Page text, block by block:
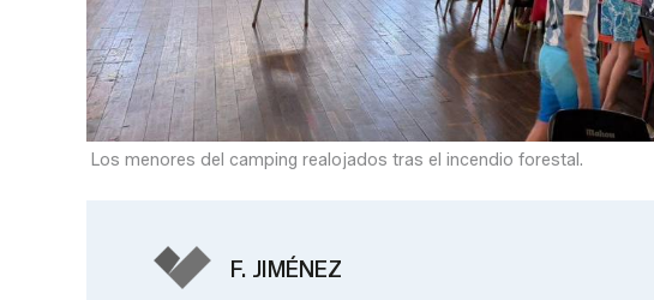
Los menores del camping realojados tras el incendio forestal.
F. JIMÉNEZ